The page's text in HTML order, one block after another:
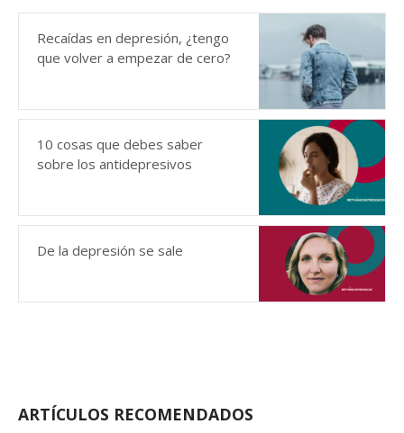
Recaídas en depresión, ¿tengo
que volver a empezar de cero?
10 cosas que debes saber
sobre los antidepresivos
De la depresión se sale
ARTÍCULOS RECOMENDADOS